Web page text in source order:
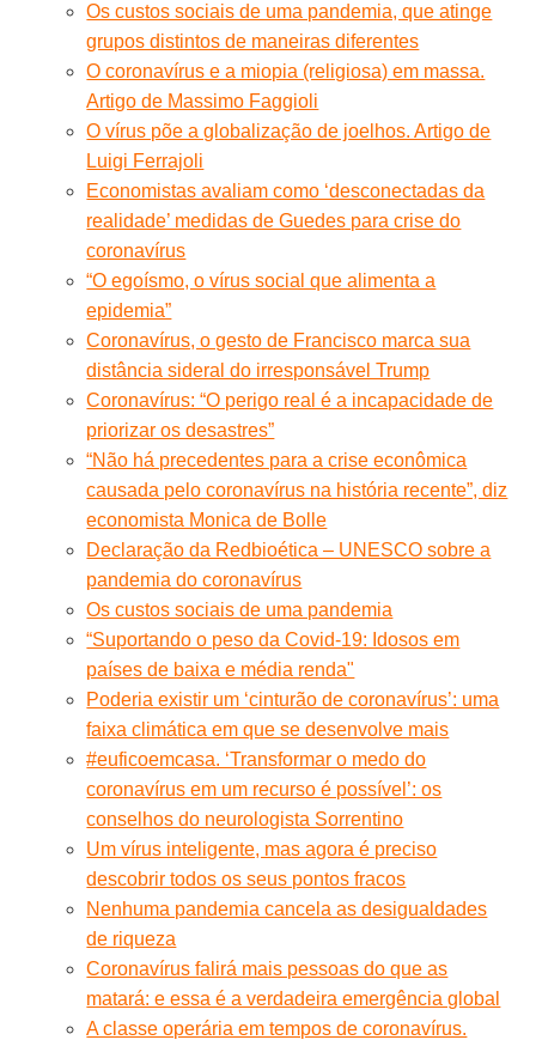
Os custos sociais de uma pandemia, que atinge
grupos distintos de maneiras diferentes
O coronavírus e a miopia (religiosa) em massa.
Artigo de Massimo Faggioli
O vírus põe a globalização de joelhos. Artigo de
Luigi Ferrajoli
Economistas avaliam como ‘desconectadas da
realidade’ medidas de Guedes para crise do
coronavírus
“O egoísmo, o vírus social que alimenta a
epidemia”
Coronavírus, o gesto de Francisco marca sua
distância sideral do irresponsável Trump
Coronavírus: “O perigo real é a incapacidade de
priorizar os desastres”
“Não há precedentes para a crise econômica
causada pelo coronavírus na história recente”, diz
economista Monica de Bolle
Declaração da Redbioética – UNESCO sobre a
pandemia do coronavírus
Os custos sociais de uma pandemia
“Suportando o peso da Covid-19: Idosos em
países de baixa e média renda"
Poderia existir um ‘cinturão de coronavírus’: uma
faixa climática em que se desenvolve mais
#euficoemcasa. ‘Transformar o medo do
coronavírus em um recurso é possível’: os
conselhos do neurologista Sorrentino
Um vírus inteligente, mas agora é preciso
descobrir todos os seus pontos fracos
Nenhuma pandemia cancela as desigualdades
de riqueza
Coronavírus falirá mais pessoas do que as
matará: e essa é a verdadeira emergência global
A classe operária em tempos de coronavírus.